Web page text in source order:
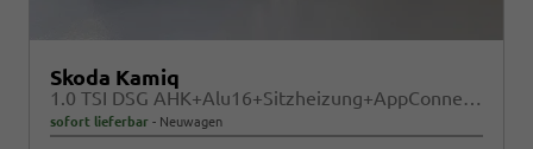
Skoda Kamiq
1.0 TSI DSG AHK+Alu16+Sitzheizung+AppConnect+GV5+LED+Nebel+Klima
sofort lieferbar Neuwagen